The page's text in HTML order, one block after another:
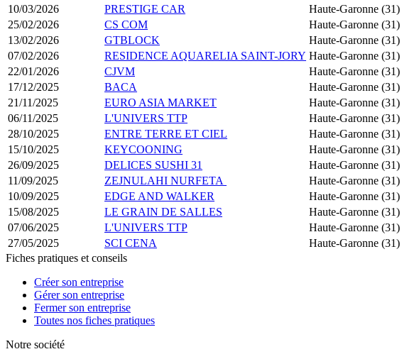
10/03/2026
PRESTIGE CAR Haute-Garonne (31)
25/02/2026
CS COM Haute-Garonne (31)
13/02/2026
GTBLOCK Haute-Garonne (31)
07/02/2026
RESIDENCE AQUARELIA SAINT-JORY Haute-Garonne (31)
22/01/2026
CJVM Haute-Garonne (31)
17/12/2025
BACA Haute-Garonne (31)
21/11/2025
EURO ASIA MARKET Haute-Garonne (31)
06/11/2025
L'UNIVERS TTP Haute-Garonne (31)
28/10/2025
ENTRE TERRE ET CIEL Haute-Garonne (31)
15/10/2025
KEYCOONING Haute-Garonne (31)
26/09/2025
DELICES SUSHI 31 Haute-Garonne (31)
11/09/2025
ZEJNULAHI NURFETA Haute-Garonne (31)
10/09/2025
EDGE AND WALKER Haute-Garonne (31)
15/08/2025
LE GRAIN DE SALLES Haute-Garonne (31)
07/06/2025
L'UNIVERS TTP Haute-Garonne (31)
27/05/2025
SCI CENA Haute-Garonne (31)
Fiches pratiques et conseils
Créer son entreprise
Gérer son entreprise
Fermer son entreprise
Toutes nos fiches pratiques
Notre société